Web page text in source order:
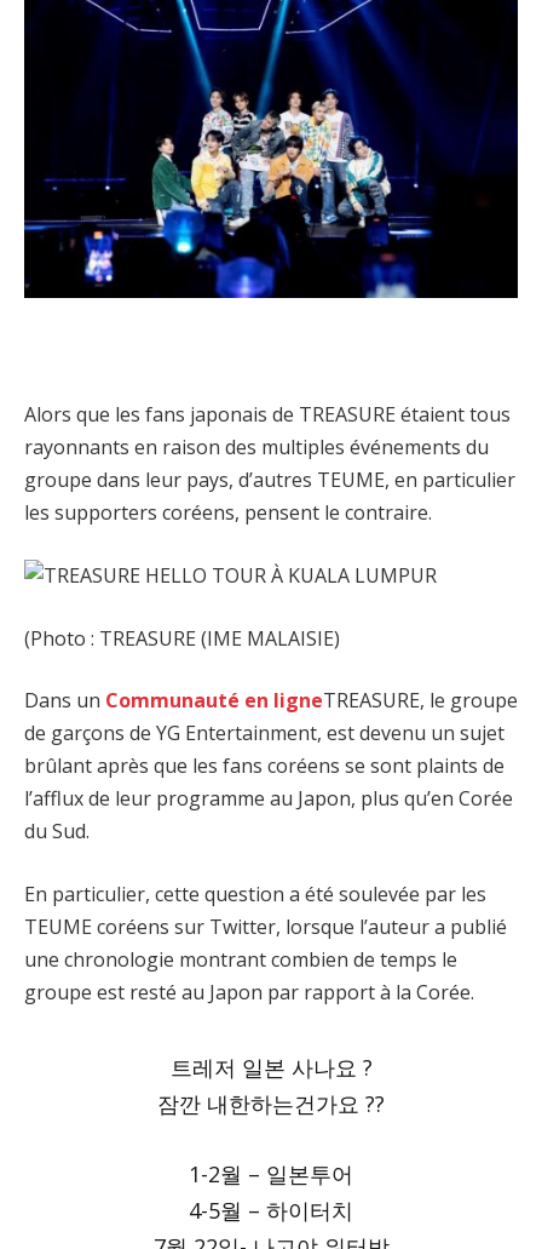
Alors que les fans japonais de TREASURE étaient tous
rayonnants en raison des multiples événements du
groupe dans leur pays, d’autres TEUME, en particulier
les supporters coréens, pensent le contraire.
(Photo : TREASURE (IME MALAISIE)
Dans un Communauté en ligneTREASURE, le groupe
de garçons de YG Entertainment, est devenu un sujet
brûlant après que les fans coréens se sont plaints de
l’afflux de leur programme au Japon, plus qu’en Corée
du Sud.
En particulier, cette question a été soulevée par les
TEUME coréens sur Twitter, lorsque l’auteur a publié
une chronologie montrant combien de temps le
groupe est resté au Japon par rapport à la Corée.
트레저 일본 사나요 ?
잠깐 내한하는건가요 ??
1-2월 – 일본투어
4-5월 – 하이터치